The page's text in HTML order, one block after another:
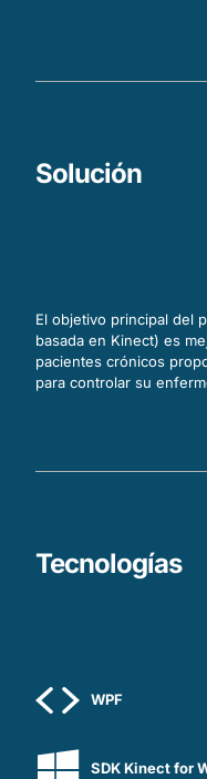
Solución
El objetivo principal del
basada en Kinect) es
pacientes crónicos
para controlar su
Tecnologías
WPF
SDK Kinect for